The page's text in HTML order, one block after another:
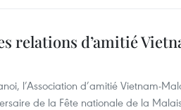
relations d’amitié
l’Association d’amitié Vietnam-
de la Fête nationale de la